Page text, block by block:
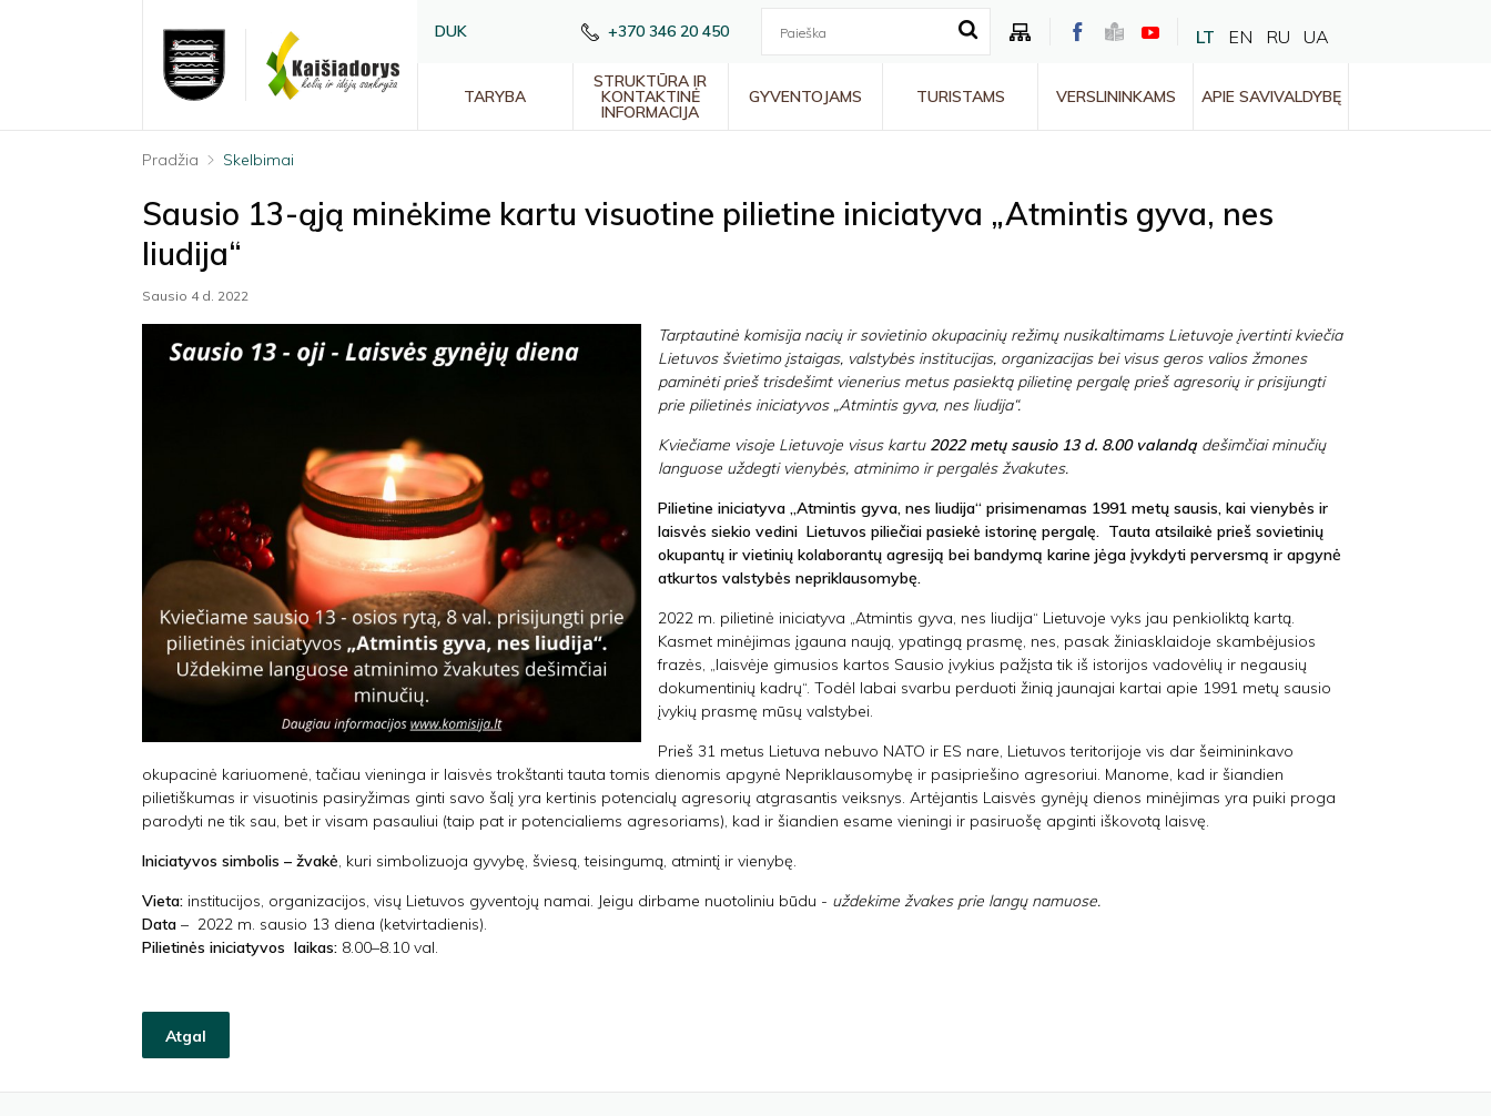
DUK +370 346 20 450 LT EN RU UA
TARYBA
STRUKTŪRA IR
KONTAKTINĖ
INFORMACIJA
GYVENTOJAMS TURISTAMS VERSLININKAMS APIE SAVIVALDYBĘ
Pradžia Skelbimai
Sausio 13-ąją minėkime kartu visuotine pilietine iniciatyva „Atmintis gyva, nes
liudija“
Sausio 4 d. 2022
Tarptautinė komisija nacių ir sovietinio okupacinių režimų nusikaltimams Lietuvoje įvertinti kviečia
Lietuvos švietimo įstaigas, valstybės institucijas, organizacijas bei visus geros valios žmones
paminėti prieš trisdešimt vienerius metus pasiektą pilietinę pergalę prieš agresorių ir prisijungti
prie pilietinės iniciatyvos „Atmintis gyva, nes liudija“.
Kviečiame visoje Lietuvoje visus kartu 2022 metų sausio 13 d. 8.00 valandądešimčiai minučių
languose uždegti vienybės, atminimo ir pergalės žvakutes.
Pilietine iniciatyva „Atmintis gyva, nes liudija“ prisimenamas 1991 metų sausis, kai vienybės ir
laisvės siekio vedini Lietuvos piliečiai pasiekė istorinę pergalę. Tauta atsilaikė prieš sovietinių
okupantų ir vietinių kolaborantų agresiją bei bandymą karine jėga įvykdyti perversmą ir apgynė
atkurtos valstybės nepriklausomybę.
2022 m. pilietinė iniciatyva „Atmintis gyva, nes liudija“ Lietuvoje vyks jau penkioliktą kartą.
Kasmet minėjimas įgauna naują, ypatingą prasmę, nes, pasak žiniasklaidoje skambėjusios
frazės, „laisvėje gimusios kartos Sausio įvykius pažįsta tik iš istorijos vadovėlių ir negausių
dokumentinių kadrų“. Todėl labai svarbu perduoti žinią jaunajai kartai apie 1991 metų sausio
įvykių prasmę mūsų valstybei.
Prieš 31 metus Lietuva nebuvo NATO ir ES nare, Lietuvos teritorijoje vis dar šeimininkavo
okupacinė kariuomenė, tačiau vieninga ir laisvės trokštanti tauta tomis dienomis apgynė Nepriklausomybę ir pasipriešino agresoriui. Manome, kad ir šiandien
pilietiškumas ir visuotinis pasiryžimas ginti savo šalį yra kertinis potencialų agresorių atgrasantis veiksnys. Artėjantis Laisvės gynėjų dienos minėjimas yra puiki proga
parodyti ne tik sau, bet ir visam pasauliui (taip pat ir potencialiems agresoriams), kad ir šiandien esame vieningi ir pasiruošę apginti iškovotą laisvę.
Iniciatyvos simbolis – žvakė, kuri simbolizuoja gyvybę, šviesą, teisingumą, atmintį ir vienybę.
Vieta: institucijos, organizacijos, visų Lietuvos gyventojų namai. Jeigu dirbame nuotoliniu būdu - uždekime žvakes prie langų namuose.
Data – 2022 m. sausio 13 diena (ketvirtadienis).
Pilietinės iniciatyvos laikas: 8.00–8.10 val.
Atgal